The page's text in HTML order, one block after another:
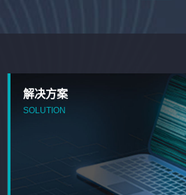
解决方案
SOLUTION